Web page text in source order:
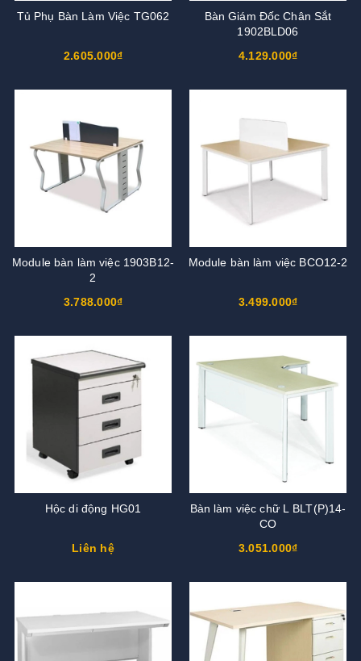
Tủ Phụ Bàn Làm Việc TG062
2.605.000₫
Bàn Giám Đốc Chân Sắt
1902BLD06
4.129.000₫
Module bàn làm việc 1903B12-
2
3.788.000₫
Module bàn làm việc BCO12-2
3.499.000₫
Hộc di động HG01
Liên hệ
Bàn làm việc chữ L BLT(P)14-
CO
3.051.000₫